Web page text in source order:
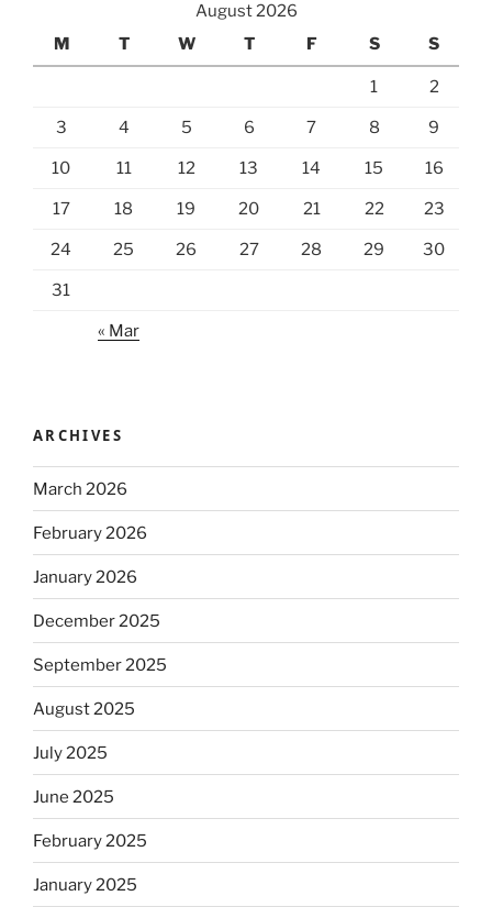
August 2026
M
T W T F S S
1 2
3 4 5 6 7 8 9
10 11 12 13 14 15 16
17 18 19 20 21 22 23
24 25 26 27 28 29 30
31
« Mar
ARCHIVES
March 2026
February 2026
January 2026
December 2025
September 2025
August 2025
July 2025
June 2025
February 2025
January 2025